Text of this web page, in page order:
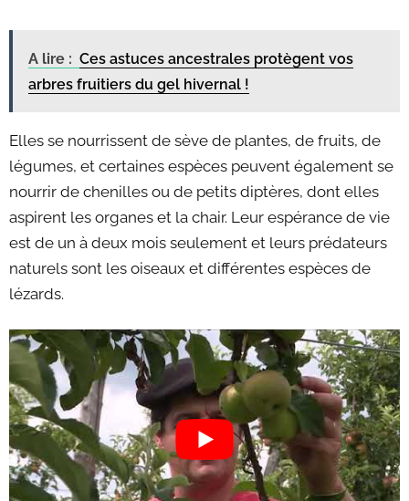
A lire : Ces astuces ancestrales protègent vos
arbres fruitiers du gel hivernal !
Elles se nourrissent de sève de plantes, de fruits, de
légumes, et certaines espèces peuvent également se
nourrir de chenilles ou de petits diptères, dont elles
aspirent les organes et la chair. Leur espérance de vie
est de un à deux mois seulement et leurs prédateurs
naturels sont les oiseaux et différentes espèces de
lézards.